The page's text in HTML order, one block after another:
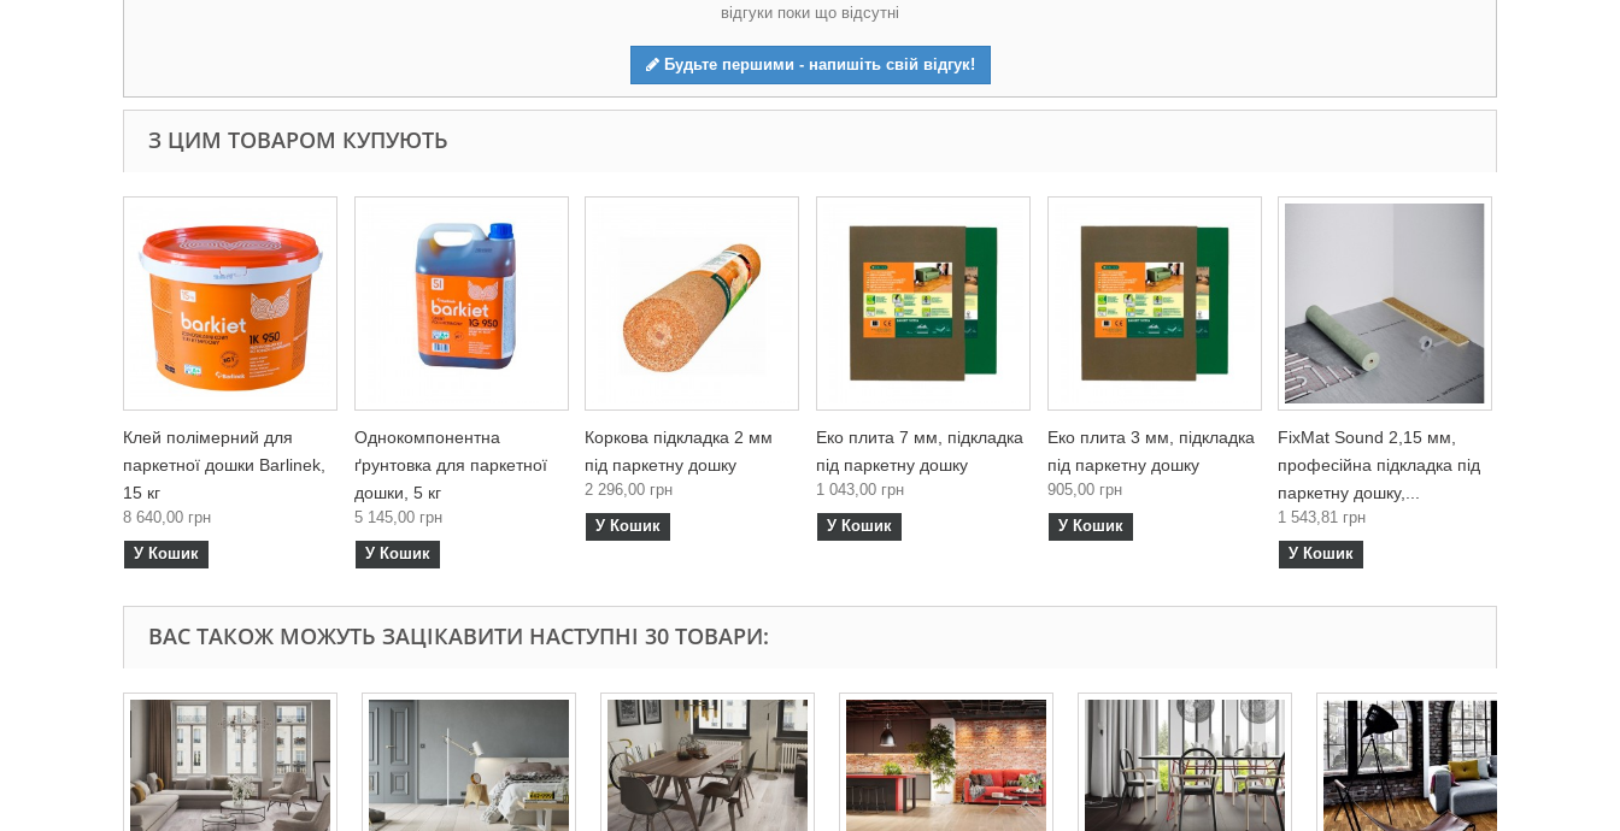
відгуки поки що відсутні
Будьте першими - напишіть свій відгук!
З ЦИМ ТОВАРОМ КУПУЮТЬ
Клей полімерний для
паркетної дошки Barlinek,
15 кг
8 640,00 грн
У Кошик
Однокомпонентна
ґрунтовка для паркетної
дошки, 5 кг
5 145,00 грн
У Кошик
Коркова підкладка 2 мм
під паркетну дошку
2 296,00 грн
У Кошик
Еко плита 7 мм, підкладка
під паркетну дошку
1 043,00 грн
У Кошик
Еко плита 3 мм, підкладка
під паркетну дошку
905,00 грн
У Кошик
FixMat Sound 2,15 мм,
професійна підкладка під
паркетну дошку,...
1 543,81 грн
У Кошик
ВАС ТАКОЖ МОЖУТЬ ЗАЦІКАВИТИ НАСТУПНІ 30 ТОВАРИ: